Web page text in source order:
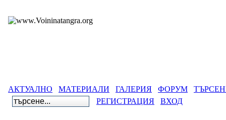
АКТУАЛНО МАТЕРИАЛИ ГАЛЕРИЯ ФОРУМ
РЕГИСТРАЦИЯ
ВХОД